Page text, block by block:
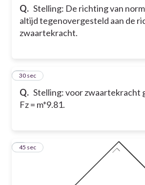
Q. Stelling: De richting van
altijd tegenovergesteld aan de
zwaartekracht.
Q. Stelling: voor zwaartekracht
Fz = m*9.81.
2
30 sec
3
45 sec